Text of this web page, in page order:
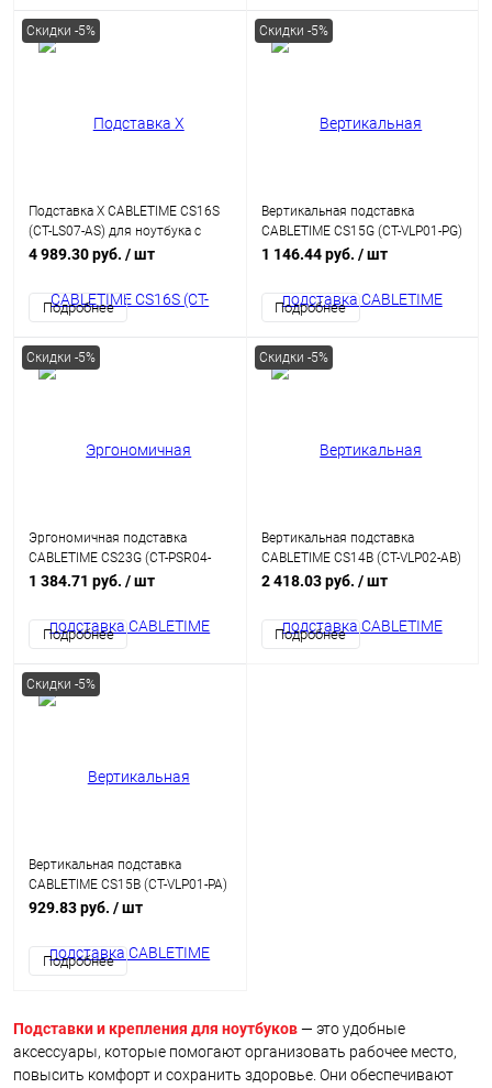
Скидки -5%
Подставка X CABLETIME CS16S
(CT-LS07-AS) для ноутбука с
вращением на 360°
4 989.30 руб. / шт
Подробнее
Скидки -5%
Вертикальная подставка
CABLETIME CS15G (CT-VLP01-PG)
для ноутбука, серый
1 146.44 руб. / шт
Подробнее
Скидки -5%
Эргономичная подставка
CABLETIME CS23G (CT-PSR04-
AG) – устойчивая, с поворотом
1 384.71 руб. / шт
Подробнее
Скидки -5%
Вертикальная подставка
CABLETIME CS14B (CT-VLP02-AB)
для ноутбука, черный
2 418.03 руб. / шт
Подробнее
Скидки -5%
Вертикальная подставка
CABLETIME CS15B (CT-VLP01-PA)
для ноутбука, черный
929.83 руб. / шт
Подробнее
Подставки и крепления для ноутбуков— это удобные
аксессуары, которые помогают организовать рабочее место,
повысить комфорт и сохранить здоровье. Они обеспечивают